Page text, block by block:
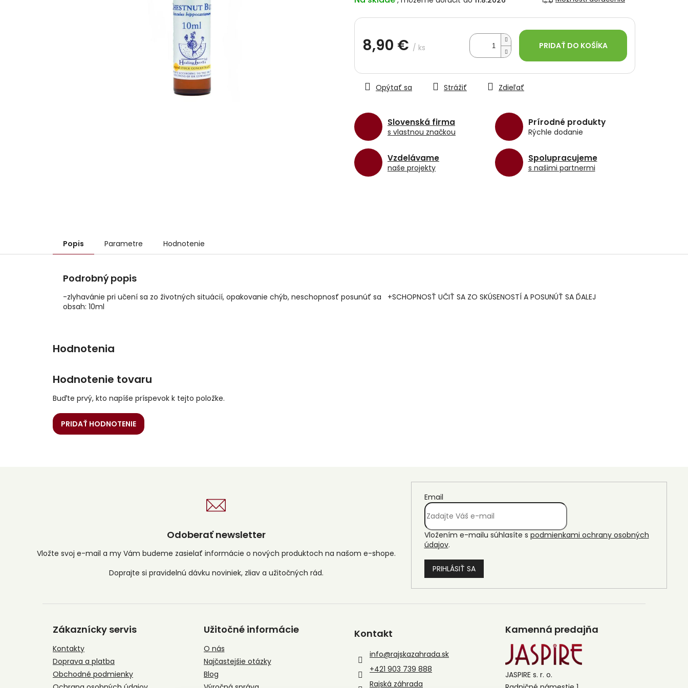
8,90 € / ks
cena:
PRIDAŤ DO KOŠÍKA
Slovenská firma
s vlastnou značkou
Prírodné produkty
Rýchle dodanie
Vzdelávame
naše projekty
Spolupracujeme
s našimi partnermi
Opýtať sa Strážiť Zdieľať
z
hviezdičiek.
Popis Parametre Hodnotenie
Podrobný popis
-zlyhavánie pri učení sa zo životných situácií, opakovanie chýb, neschopnosť posunúť sa +SCHOPNOSŤ UČIŤ SA ZO SKÚSENOSTÍ A POSUNÚŤ SA ĎALEJ
obsah: 10ml
Hodnotenie tovaru
Buďte prvý, kto napíše príspevok k tejto položke.
PRIDAŤ HODNOTENIE
Odoberať newsletter
Vložte svoj e-mail a my Vám budeme zasielať informácie o nových produktoch na našom e-shope.
Email
Vložením e-mailu súhlasíte s podmienkami ochrany osobných
údajov.
PRIHLÁSIŤ SA
Zákaznícky servis
Kontakty
Doprava a platba
Obchodné podmienky
Užitočné informácie
O nás
Najčastejšie otázky
Blog
Kontakt
info@rajskazahrada.sk
+421 903 739 888
Rajská záhrada
Kamenná predajňa
JASPIRE s. r. o.